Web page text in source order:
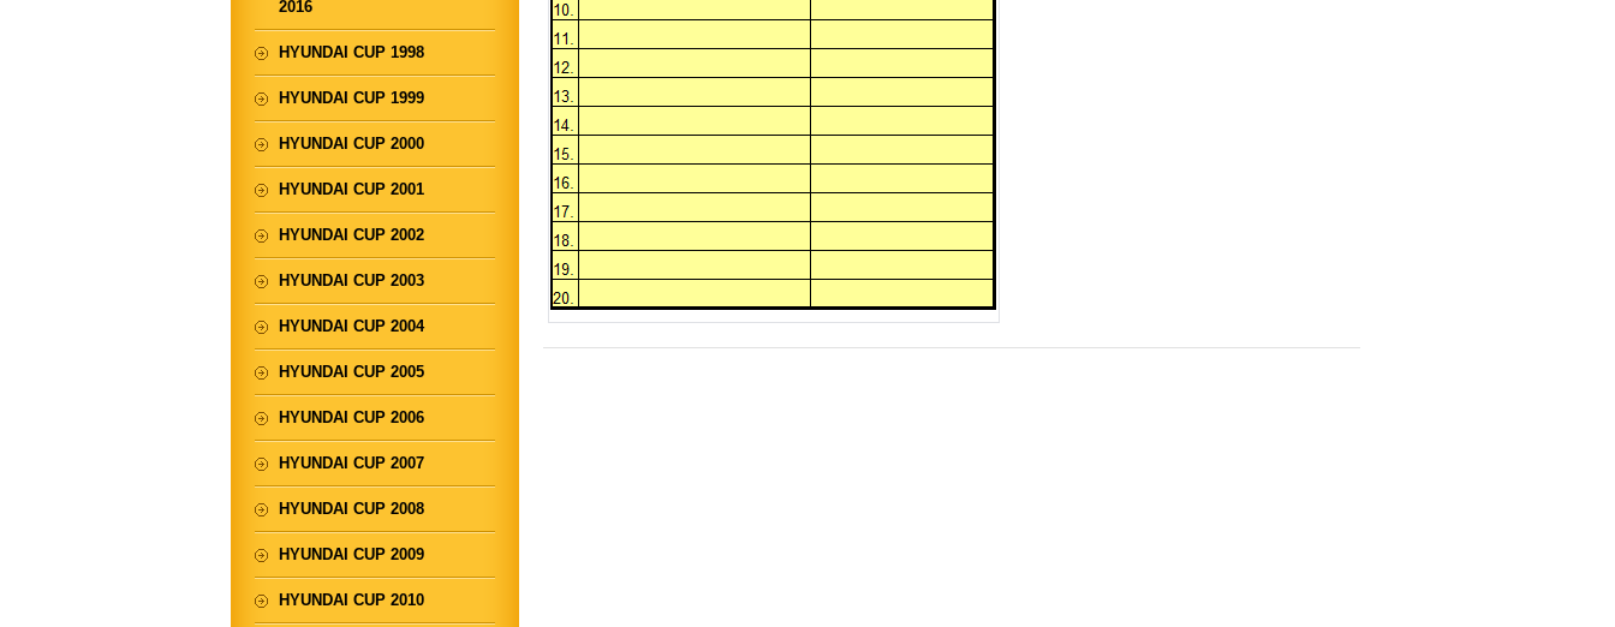
2016
HYUNDAI CUP 1998
HYUNDAI CUP 1999
HYUNDAI CUP 2000
HYUNDAI CUP 2001
HYUNDAI CUP 2002
HYUNDAI CUP 2003
HYUNDAI CUP 2004
HYUNDAI CUP 2005
HYUNDAI CUP 2006
HYUNDAI CUP 2007
HYUNDAI CUP 2008
HYUNDAI CUP 2009
HYUNDAI CUP 2010